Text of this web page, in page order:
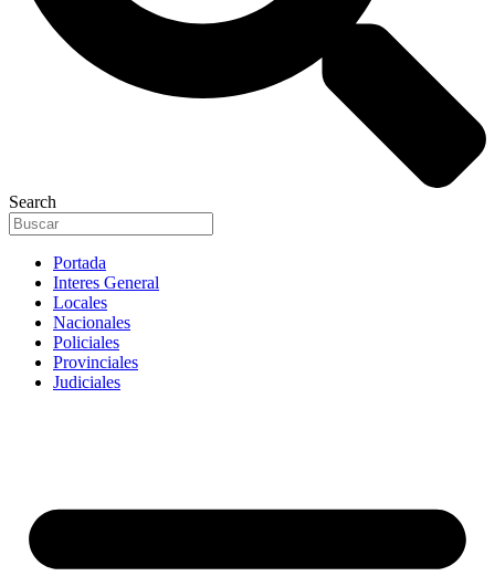
Search
Portada
Interes General
Locales
Nacionales
Policiales
Provinciales
Judiciales